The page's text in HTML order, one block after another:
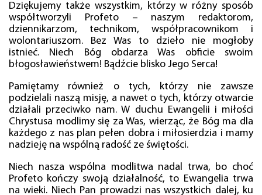
Dziękujemy także wszystkim, którzy w różny sposób
współtworzyli Profeto – naszym redaktorom,
dziennikarzom, technikom, współpracownikom i
wolontariuszom. Bez Was to dzieło nie mogłoby
istnieć. Niech Bóg obdarza Was obficie swoim
błogosławieństwem! Bądźcie blisko Jego Serca!
Pamiętamy również o tych, którzy nie zawsze
podzielali naszą misję, a nawet o tych, którzy otwarcie
działali przeciwko nam. W duchu Ewangelii i miłości
Chrystusa modlimy się za Was, wierząc, że Bóg ma dla
każdego z nas plan pełen dobra i miłosierdzia i mamy
nadzieję na wspólną radość ze świętości.
Niech nasza wspólna modlitwa nadal trwa, bo choć
Profeto kończy swoją działalność, to Ewangelia trwa
na wieki. Niech Pan prowadzi nas wszystkich dalej, ku